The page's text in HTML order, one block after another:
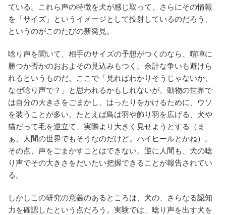
ている。これら声の特徴を犬が感じ取って、さらにその情報
を「サイズ」というイメージとして投射しているのだろう、
というのがこのたびの新発見。
唸り声を聞いて、相手のサイズの予想がつくのなら、喧嘩に
勝つか否かのおおよその見込みもつく。余計な争いも避けら
れるというものだ。ここで「見ればわかりそうじゃないか、
なぜ唸り声で？」と思われるかもしれないが、動物の世界で
は自分の大きさをごまかし、はったりをかけるために、ウソ
を装うことが多い。たとえば鳥は羽や飾り羽を広げる、犬や
猫だって毛を逆立て、実際より大きく見せようとする（ま
ぁ、人間の世界でもそうなのだけど。ハイヒールとかね）。
その点、声をごまかすことはできない。逆に人間も、犬の唸
り声でその大きさをだいたい把握できることが報告されてい
る。
しかしこの研究の意義のあるところは、犬の、さらなる認知
力を確認したという点だろう。実験では、唸り声を出す犬を